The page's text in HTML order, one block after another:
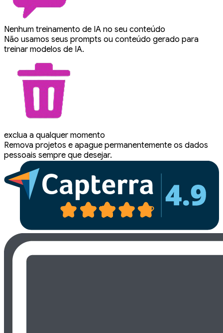
Nenhum treinamento de IA no seu conteúdo
Não usamos seus prompts ou conteúdo gerado para
treinar modelos de IA.
exclua a qualquer momento
Remova projetos e apague permanentemente os dados
pessoais sempre que desejar.